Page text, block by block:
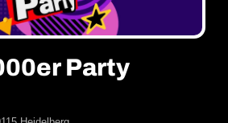
Party